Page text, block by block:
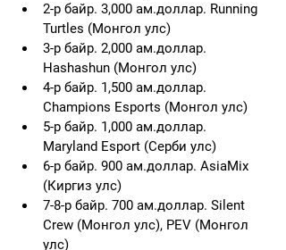
2-р байр. 3,000 ам.доллар. Running
Turtles (Монгол улс)
3-р байр. 2,000 ам.доллар.
Hashashun (Монгол улс)
4-р байр. 1,500 ам.доллар.
Champions Esports (Монгол улс)
5-р байр. 1,000 ам.доллар.
Maryland Esport (Серби улс)
6-р байр. 900 ам.доллар. AsiaMix
(Киргиз улс)
7-8-р байр. 700 ам.доллар. Silent
Crew (Монгол улс), PEV (Монгол
улс)